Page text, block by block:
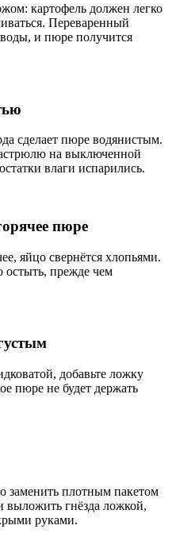
картофель должен легко
Переваренный
и пюре получится
сделает пюре водянистым.
на выключенной
влаги испарились.
пюре
яйцо свернётся хлопьями.
остыть, прежде чем
добавьте ложку
пюре не будет держать
плотным пакетом
выложить гнёзда ложкой,
руками.